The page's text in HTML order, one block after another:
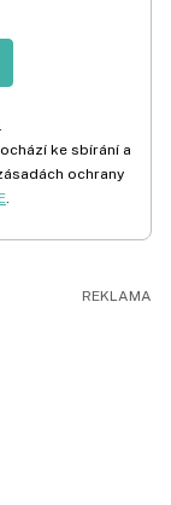
ke sbírání a
ochrany
.